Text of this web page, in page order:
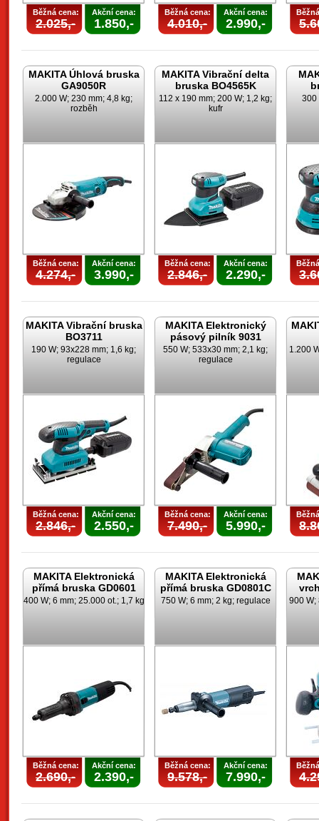
Běžná cena:
2.025,-
Akční cena:
1.850,-
Běžná cena:
4.010,-
Akční cena:
2.990,-
MAKITA Úhlová bruska
GA9050R
2.000 W; 230 mm; 4,8 kg;
rozběh
Běžná cena:
4.274,-
Akční cena:
3.990,-
MAKITA Vibrační delta
bruska BO4565K
112 x 190 mm; 200 W; 1,2 kg;
kufr
Běžná cena:
2.846,-
Akční cena:
2.290,-
300
MAKITA Vibrační bruska
BO3711
190 W; 93x228 mm; 1,6 kg;
regulace
Běžná cena:
2.846,-
Akční cena:
2.550,-
MAKITA Elektronický
pásový pilník 9031
550 W; 533x30 mm; 2,1 kg;
regulace
Běžná cena:
7.490,-
Akční cena:
5.990,-
1.200
MAKITA Elektronická
přímá bruska GD0601
400 W; 6 mm; 25.000 ot.; 1,7 kg
Běžná cena:
2.690,-
Akční cena:
2.390,-
MAKITA Elektronická
přímá bruska GD0801C
750 W; 6 mm; 2 kg; regulace
Běžná cena:
9.578,-
Akční cena:
7.990,-
900 W;